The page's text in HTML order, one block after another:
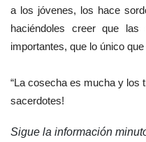
a los jóvenes, los hace
haciéndoles creer que
importantes, que lo único
“La cosecha es mucha y los
sacerdotes!
Sigue la información